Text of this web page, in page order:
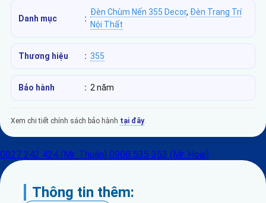
Danh mục :
Đèn Chùm Nến 355 Decor, Đèn Trang Trí
Nội Thất
Thương hiệu : 355
Bảo hành : 2 năm
Xem chi tiết chính sách bảo hành tại đây.
0827 242 424 (Mr. Thuận) 0908 535 353 (Mr. Hoài)
Thông tin thêm: